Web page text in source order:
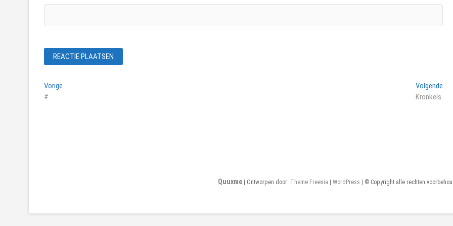
Bericht
navigatie
Vorige
#
Volgende
Kronkels
Quuxme| Ontworpen door: Theme Freesia | WordPress | © Copyright alle rechten